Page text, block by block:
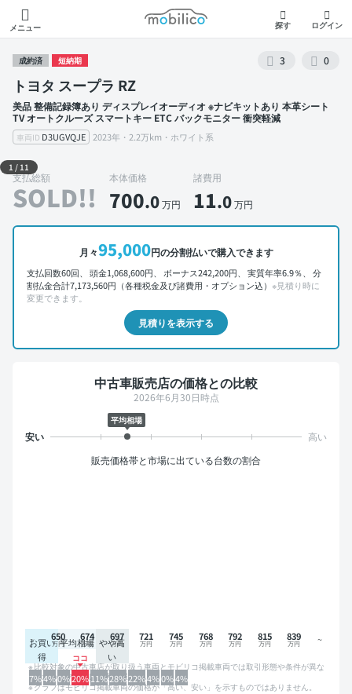
メニュー
モビリコ
探す ログイン
成約済 短納期 3 0
トヨタ スープラ RZ
美品 整備記録簿あり ディスプレイオーディオ ※ナビキットあり 本革シート
TV オートクルーズ スマートキー ETC バックモニター 衝突軽減
車両ID D3UGVQJE 2023年・2.2万km・ホワイト系
外装 左前
1 /11
支払総額
SOLD!!
本体価格
700.0万円
諸費用
11.0万円
月々95,000円の分割払いで購入できます
支払回数60回、 頭金1,068,600円、 ボーナス242,200円、 実質年率6.9％、 分
割払金合計7,173,560円（各種税金及び諸費用・オプション込） ※見積り時に
変更できます。
見積りを表示する
中古車販売店の価格との比較
2026年6月30日時点
平均相場
販売価格帯と市場に出ている台数の割合
お買い
得
平均相場 やや高
い
7%4%0%20%11%28%22%4%0%4%
650 674 697 721 745 768 792 815 839
比較対象の中古車店が取り扱う車両とモビリコ掲載車両では取引形態や条件が異な
るため、グラフは参考情報です。
グラフはモビリコ掲載車両の価格が「高い、安い」を示すものではありません。